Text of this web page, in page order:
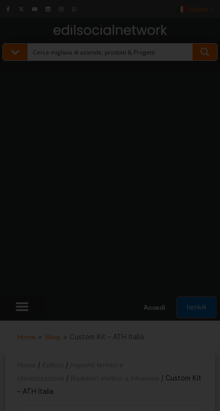
Italiano
Accedi Iscriviti
Home » Shop » Custom Kit – ATH Italia
/ /
/
/ Custom Kit
– ATH Italia